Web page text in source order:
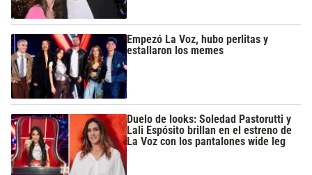
Empezó La Voz, hubo perlitas y
estallaron los memes
Duelo de looks: Soledad Pastorutti y
Lali Espósito brillan en el estreno de
La Voz con los pantalones wide leg